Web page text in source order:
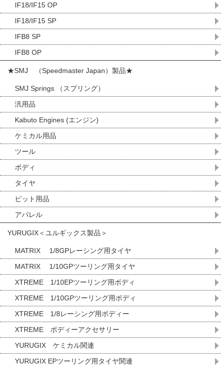
IF18/IF15 OP
IF18/IF15 SP
IFB8 SP
IFB8 OP
★SMJ （Speedmaster Japan）製品★
SMJ Springs （スプリング）
汎用品
Kabuto Engines (エンジン)
ケミカル用品
ツール
ボディ
タイヤ
ピット用品
アパレル
YURUGIX＜ユルギックス製品＞
MATRIX 1/8GPレーシング用タイヤ
MATRIX 1/10GPツーリング用タイヤ
XTREME 1/10EPツーリング用ボディ
XTREME 1/10GPツーリング用ボディ
XTREME 1/8レーシング用ボディー
XTREME ボディーアクセサリー
YURUGIX ケミカル関連
YURUGIX EPツーリング用タイヤ関連